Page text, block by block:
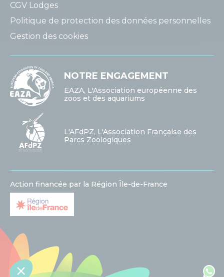
CGV Lodges
Politique de protection des données personnelles
Gestion des cookies
NOTRE ENGAGEMENT
EAZA, L'Association européenne des
zoos et des aquariums
L'AFdPZ, L'Association Française des
Parcs Zoologiques
Action financée par la Région Île-de-France